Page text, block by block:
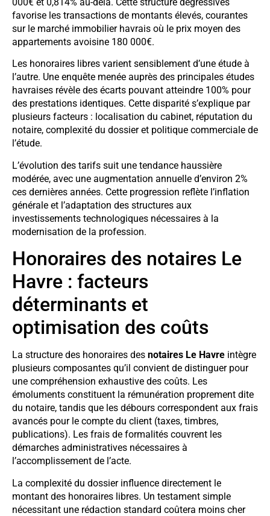
favorise les transactions de montants élevés, courantes
sur le marché immobilier havrais où le prix moyen des
appartements avoisine 180 000€.
Les honoraires libres varient sensiblement d’une étude à
l’autre. Une enquête menée auprès des principales études
havraises révèle des écarts pouvant atteindre 100% pour
des prestations identiques. Cette disparité s’explique par
plusieurs facteurs : localisation du cabinet, réputation du
notaire, complexité du dossier et politique commerciale de
l’étude.
L’évolution des tarifs suit une tendance haussière
modérée, avec une augmentation annuelle d’environ 2%
ces dernières années. Cette progression reflète l’inflation
générale et l’adaptation des structures aux
investissements technologiques nécessaires à la
modernisation de la profession.
Honoraires des notaires Le
Havre : facteurs
déterminants et
optimisation des coûts
La structure des honoraires des notaires Le Havre intègre
plusieurs composantes qu’il convient de distinguer pour
une compréhension exhaustive des coûts. Les
émoluments constituent la rémunération proprement dite
du notaire, tandis que les débours correspondent aux frais
avancés pour le compte du client (taxes, timbres,
publications). Les frais de formalités couvrent les
démarches administratives nécessaires à
l’accomplissement de l’acte.
La complexité du dossier influence directement le
montant des honoraires libres. Un testament simple
nécessitant une rédaction standard coûtera moins cher